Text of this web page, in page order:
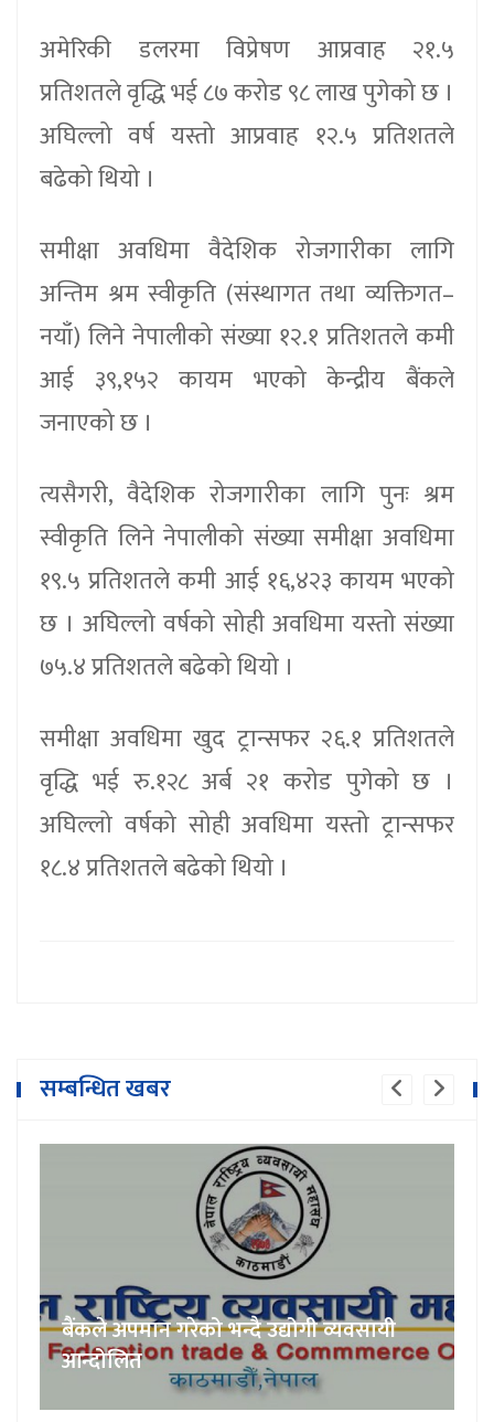
अमेरिकी डलरमा विप्रेषण आप्रवाह २१.५
प्रतिशतले वृद्धि भई ८७ करोड ९८ लाख पुगेको छ ।
अघिल्लो वर्ष यस्तो आप्रवाह १२.५ प्रतिशतले
बढेको थियो ।
समीक्षा अवधिमा वैदेशिक रोजगारीका लागि
अन्तिम श्रम स्वीकृति (संस्थागत तथा व्यक्तिगत–
नयाँ) लिने नेपालीको संख्या १२.१ प्रतिशतले कमी
आई ३९,१५२ कायम भएको केन्द्रीय बैंकले
जनाएको छ ।
त्यसैगरी, वैदेशिक रोजगारीका लागि पुनः श्रम
स्वीकृति लिने नेपालीको संख्या समीक्षा अवधिमा
१९.५ प्रतिशतले कमी आई १६,४२३ कायम भएको
छ । अघिल्लो वर्षको सोही अवधिमा यस्तो संख्या
७५.४ प्रतिशतले बढेको थियो ।
समीक्षा अवधिमा खुद ट्रान्सफर २६.१ प्रतिशतले
वृद्धि भई रु.१२८ अर्ब २१ करोड पुगेको छ ।
अघिल्लो वर्षको सोही अवधिमा यस्तो ट्रान्सफर
१८.४ प्रतिशतले बढेको थियो ।
सम्बन्धित खबर
बैंकले अपमान गरेको भन्दै उद्योगी व्यवसायी
आन्दोलित